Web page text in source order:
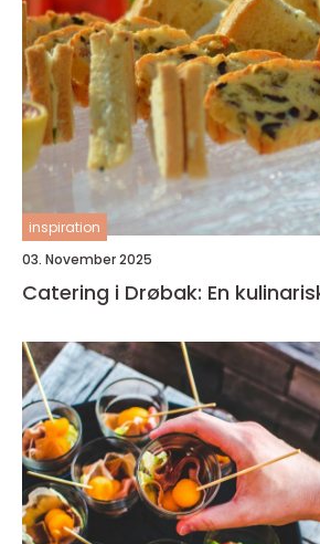
inspiration
03. November 2025
Catering i Drøbak: En